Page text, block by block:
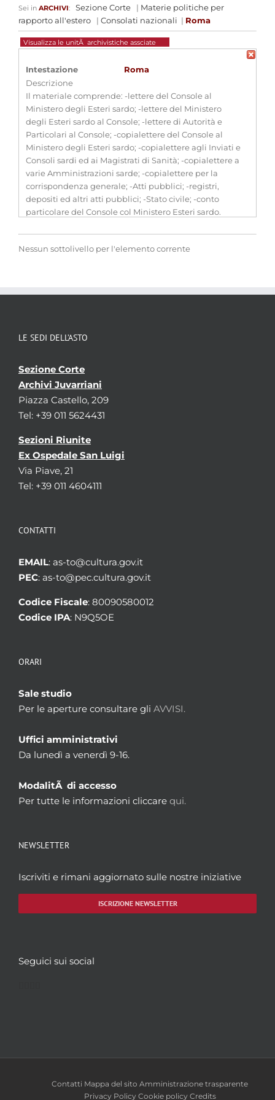
Sei in ARCHIVI: Sezione Corte | Materie politiche per
rapporto all'estero
| Consolati nazionali | Roma
Visualizza le unitÃ archivistiche assciate
Intestazione
Roma
Descrizione
Il materiale comprende: -lettere del Console al
Ministero degli Esteri sardo; -lettere del Ministero
degli Esteri sardo al Console; -lettere di Autorità e
Particolari al Console; -copialettere del Console al
Ministero degli Esteri sardo; -copialettere agli Inviati e
Consoli sardi ed ai Magistrati di Sanità; -copialettere a
varie Amministrazioni sarde; -copialettere per la
corrispondenza generale; -Atti pubblici; -registri,
depositi ed altri atti pubblici; -Stato civile; -conto
particolare del Console col Ministero Esteri sardo.
cronologiche
Parole chiave
stati
Localizzazioneassociata al record corrente
Nessun sottolivello per l'elemento corrente
LE SEDI DELL’ASTO
Sezione Corte
Archivi Juvarriani
Piazza Castello, 209
Tel: +39 011 5624431
Sezioni Riunite
Ex Ospedale San Luigi
Via Piave, 21
Tel: +39 011 4604111
CONTATTI
EMAIL: as-to@cultura.gov.it
PEC: as-to@pec.cultura.gov.it
Codice Fiscale: 80090580012
Codice IPA: N9Q5OE
ORARI
Sale studio
Per le aperture consultare gli AVVISI.
Uffici amministrativi
Da lunedì a venerdì 9-16.
ModalitÃ di accesso
Per tutte le informazioni cliccare qui.
NEWSLETTER
Iscriviti e rimani aggiornato sulle nostre iniziative
ISCRIZIONE NEWSLETTER
Seguici sui social
Contatti Mappa del sito Amministrazione trasparente
Privacy Policy Cookie policy Credits